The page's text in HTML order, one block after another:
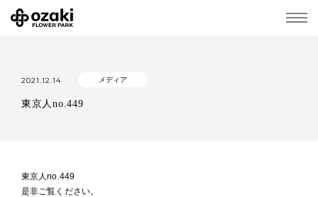
2021.12.14 メディア
東京人no.449
東京人no.449
是非ご覧ください。